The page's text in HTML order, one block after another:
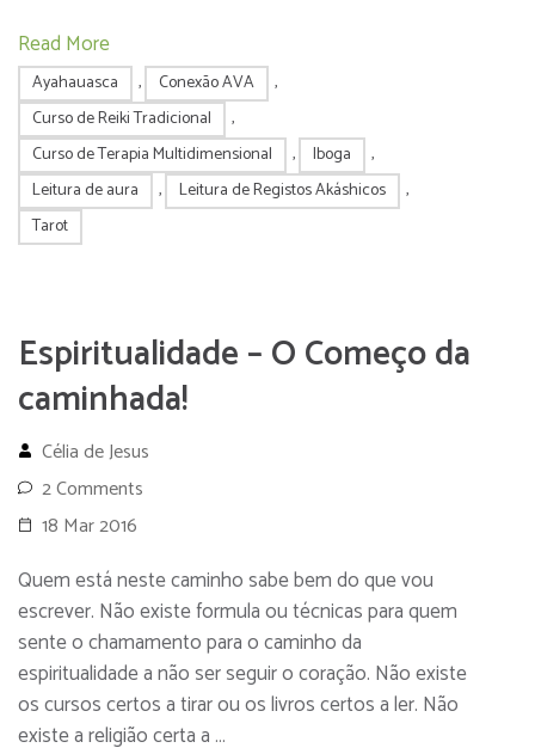
Read More
Ayahauasca , Conexão AVA
,
Curso de Reiki Tradicional
,
Curso de Terapia Multidimensional
, Iboga
,
Leitura de aura
, Leitura de Registos Akáshicos
,
Tarot
Espiritualidade – O Começo da
caminhada!
Célia de Jesus
2 Comments
18 Mar 2016
Quem está neste caminho sabe bem do que vou
escrever. Não existe formula ou técnicas para quem
sente o chamamento para o caminho da
espiritualidade a não ser seguir o coração. Não existe
os cursos certos a tirar ou os livros certos a ler. Não
existe a religião certa a …